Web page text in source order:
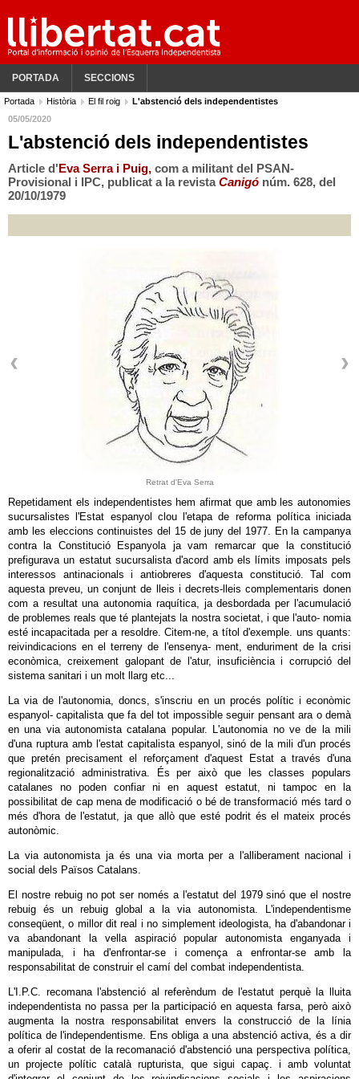
PORTADA SECCIONS
Portada Història El fil roig
L'abstenció dels independentistes
05/05/2020
L'abstenció dels independentistes
Article d'Eva Serra i Puig, com a militant del PSAN-
Provisional i IPC, publicat a la revistaCanigó núm. 628, del
20/10/1979
Retrat d'Eva Serra
Repetidament els independentistes hem afirmat que amb les autonomies
sucursalistes l'Estat espanyol clou l'etapa de reforma política iniciada
amb les eleccions continuistes del 15 de juny del 1977. En la campanya
contra la Constitució Espanyola ja vam remarcar que la constitució
prefigurava un estatut sucursalista d'acord amb els límits imposats pels
interessos antinacionals i antiobreres d'aquesta constitució. Tal com
aquesta preveu, un conjunt de lleis i decrets-lleis complementaris donen
com a resultat una autonomia raquítica, ja desbordada per l'acumulació
de problemes reals que té plantejats la nostra societat, i que l'auto- nomia
esté incapacitada per a resoldre. Citem-ne, a títol d'exemple. uns quants:
reivindicacions en el terreny de l'ensenya- ment, enduriment de la crisi
econòmica, creixement galopant de l'atur, insuficiència i corrupció del
sistema sanitari i un molt llarg etc...
La via de l'autonomia, doncs, s'inscriu en un procés polític i econòmic
espanyol- capitalista que fa del tot impossible seguir pensant ara o demà
en una via autonomista catalana popular. L'autonomia no ve de la mili
d'una ruptura amb l'estat capitalista espanyol, sinó de la mili d'un procés
que pretén precisament el reforçament d'aquest Estat a través d'una
regionalització administrativa. És per això que les classes populars
catalanes no poden confiar ni en aquest estatut, ni tampoc en la
possibilitat de cap mena de modificació o bé de transformació més tard o
més d'hora de l'estatut, ja que allò que esté podrit és el mateix procés
autonòmic.
La via autonomista ja és una via morta per a l'alliberament nacional i
social dels Països Catalans.
El nostre rebuig no pot ser només a l'estatut del 1979 sinó que el nostre
rebuig és un rebuig global a la via autonomista. L'independentisme
conseqüent, o millor dit real i no simplement ideologista, ha d'abandonar i
va abandonant la vella aspiració popular autonomista enganyada i
manipulada, i ha d'enfrontar-se i comença a enfrontar-se amb la
responsabilitat de construir el camí del combat independentista.
L'I.P.C. recomana l'abstenció al referèndum de l'estatut perquè la lluita
independentista no passa per la participació en aquesta farsa, però això
augmenta la nostra responsabilitat envers la construcció de la línia
política de l'independentisme. Ens obliga a una abstenció activa, és a dir
a oferir al costat de la recomanació d'abstenció una perspectiva política,
un projecte polític català rupturista, que sigui capaç. i amb voluntat